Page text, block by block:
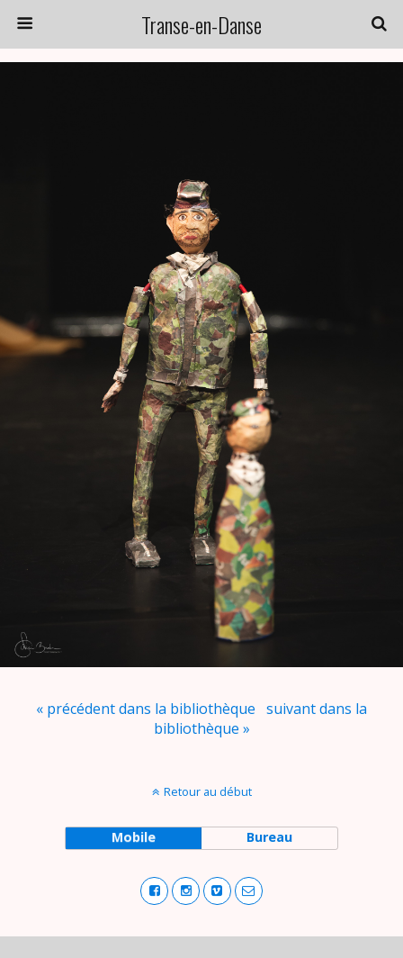
Transe-en-Danse
« précédent dans la bibliothèque suivant dans la
bibliothèque »
Retour au début
Mobile Bureau